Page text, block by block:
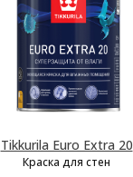
Tikkurila Euro Extra 20
Краска для стен